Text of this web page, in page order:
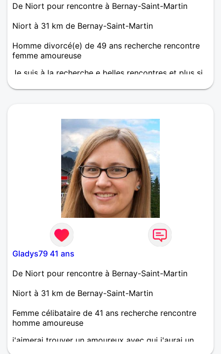
De Niort pour rencontre à Bernay-Saint-Martin
Niort à 31 km de Bernay-Saint-Martin
Homme divorcé(e) de 49 ans recherche rencontre
femme amoureuse
Je suis à la recherche e belles rencontres et plus si
Gladys79 41 ans
De Niort pour rencontre à Bernay-Saint-Martin
Niort à 31 km de Bernay-Saint-Martin
Femme célibataire de 41 ans recherche rencontre
homme amoureuse
j'aimerai trouver un amoureux avec qui j'aurai un